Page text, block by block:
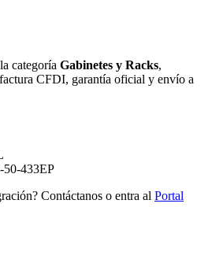
categoría Gabinetes y Racks,
CFDI, garantía oficial y envío a
433EP
Contáctanos o entra al Portal